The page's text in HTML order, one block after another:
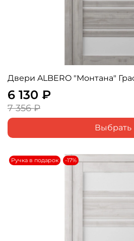
Двери ALBERO
6 130 ₽
7 356 ₽
Выбрать
Ручка в подарок -17%